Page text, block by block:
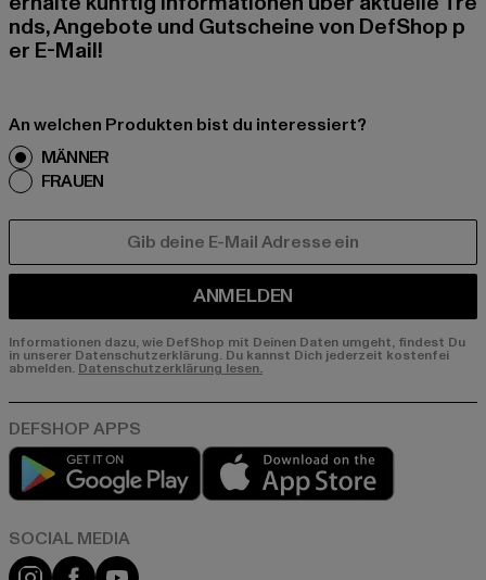
nds, Angebote und Gutscheine von DefShop p
er E-Mail!
An welchen Produkten bist du interessiert?
MÄNNER
FRAUEN
ANMELDEN
Informationen dazu, wie DefShop mit Deinen Daten umgeht, findest Du
in unserer Datenschutzerklärung. Du kannst Dich jederzeit kostenfei
abmelden.Datenschutzerklärung lesen.
Play market
Instagram
FacebookYouTube